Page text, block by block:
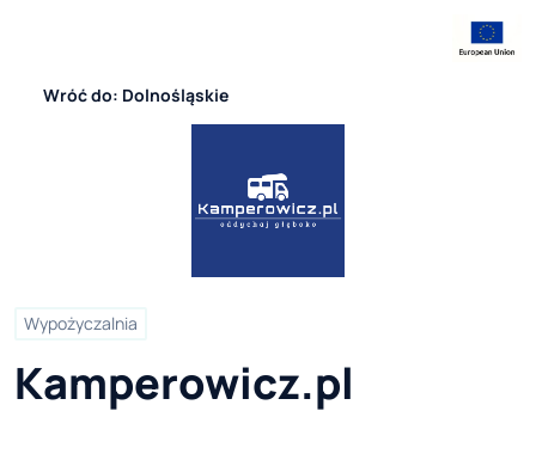
Wróć do: Dolnośląskie
Wypożyczalnia
Kamperowicz.pl